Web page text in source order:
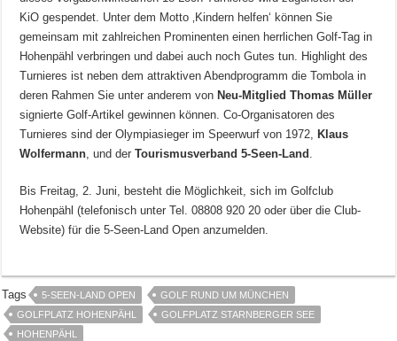
KiO gespendet. Unter dem Motto ‚Kindern helfen‘ können Sie
gemeinsam mit zahlreichen Prominenten einen herrlichen Golf-Tag in
Hohenpähl verbringen und dabei auch noch Gutes tun. Highlight des
Turnieres ist neben dem attraktiven Abendprogramm die Tombola in
deren Rahmen Sie unter anderem von Neu-Mitglied Thomas Müller
signierte Golf-Artikel gewinnen können. Co-Organisatoren des
Turnieres sind der Olympiasieger im Speerwurf von 1972, Klaus
Wolfermann, und derTourismusverband 5-Seen-Land .
Bis Freitag, 2. Juni, besteht die Möglichkeit, sich im Golfclub
Hohenpähl (telefonisch unter Tel. 08808 920 20 oder über die Club-
Website) für die 5-Seen-Land Open anzumelden.
Tags 5-SEEN-LAND OPEN
GOLF RUND UM MÜNCHEN
GOLFPLATZ HOHENPÄHL
GOLFPLATZ STARNBERGER SEE
HOHENPÄHL